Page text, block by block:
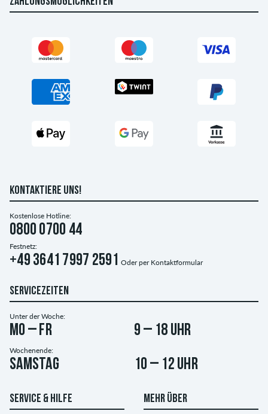
KONTAKTIERE UNS!
Kostenlose Hotline:
0800 0700 44
Festnetz:
+49 3641 7997 2591 Oder per Kontaktformular
SERVICEZEITEN
Unter der Woche:
Mo – Fr 9 – 18 Uhr
Wochenende:
Samstag 10 – 12 Uhr
SERVICE & HILFE MEHR ÜBER